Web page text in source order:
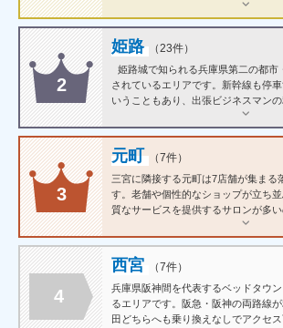
された雰囲気のサロンが多く、ビジ
で幅広い層に利用されています。
2
姫路 （23件）
姫路城で知られる兵庫県第二の都市
されているエリアです。新幹線も停
いうこともあり、出張ビジネスマンの
です。落ち着いた雰囲気のプライベ
おり、じっくりと施術を楽しめます。
3
元町 （7件）
三宮に隣接する元町は7店舗が集まる
す。老舗や個性的なショップが立ち
質なサービスを提供するサロンが多い
南京町にも徒歩圏内で行くことがで
寄りやすい立地から、県外からの利
です。
4
西宮 （7件）
兵庫県阪神間を代表するベッドタウ
るエリアです。阪急・阪神の両路線
田どちらへも乗り換えなしでアクセ